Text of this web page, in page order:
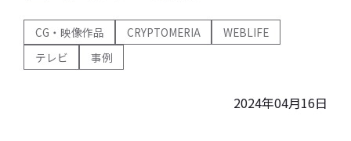
CG・映像作品 CRYPTOMERIA
WEBLIFE
テレビ
事例
2024年04月16日